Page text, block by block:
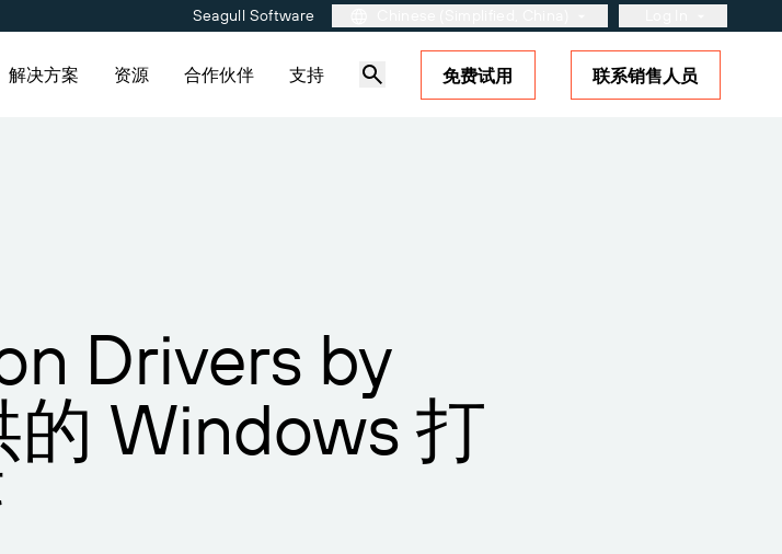
Seagull Software
用户入口网站
产品注册
打印连接器
支持的标准
解决方案 资源 合作伙伴 支持 免费试用 联系销售人员
Drivers by
Windows 打